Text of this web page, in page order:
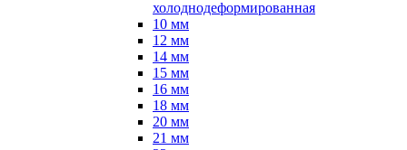
холоднодеформированная
10 мм
12 мм
14 мм
15 мм
16 мм
18 мм
20 мм
21 мм